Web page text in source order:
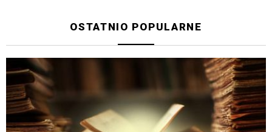
OSTATNIO POPULARNE